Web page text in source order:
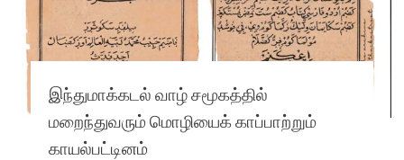
இந்துமாக்கடல் வாழ் சமூகத்தில்
மறைந்துவரும் மொழியைக் காப்பாற்றும்
காயல்பட்டினம்